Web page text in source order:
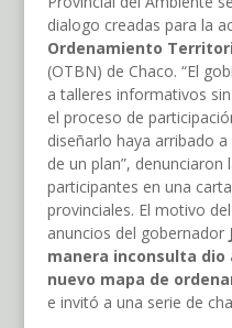
dialogo creadas para la
Ordenamiento
(OTBN) de Chaco. “El
a talleres informativos
el proceso de
diseñarlo haya arribado
de un plan”, denunciaron
participantes en una
provinciales. El motivo
anuncios del gobernador
manera inconsulta dio
nuevo mapa de
e invitó a una serie de